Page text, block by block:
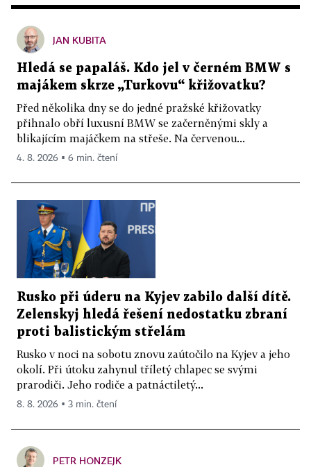
JAN KUBITA
Hledá se papaláš. Kdo jel v černém BMW s
majákem skrze „Turkovu“ křižovatku?
Před několika dny se do jedné pražské křižovatky
přihnalo obří luxusní BMW se začerněnými skly a
blikajícím majáčkem na střeše. Na červenou...
4. 8. 2026 ▪ 6 min. čtení
Rusko při úderu na Kyjev zabilo další dítě.
Zelenskyj hledá řešení nedostatku zbraní
proti balistickým střelám
Rusko v noci na sobotu znovu zaútočilo na Kyjev a jeho
okolí. Při útoku zahynul tříletý chlapec se svými
prarodiči. Jeho rodiče a patnáctiletý...
8. 8. 2026 ▪ 3 min. čtení
PETR HONZEJK